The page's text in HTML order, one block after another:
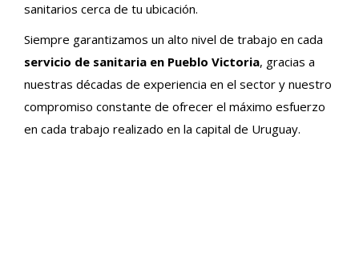
sanitarios cerca de tu ubicación.
Siempre garantizamos un alto nivel de trabajo en cada
servicio de sanitaria en Pueblo Victoria, gracias a
nuestras décadas de experiencia en el sector y nuestro
compromiso constante de ofrecer el máximo esfuerzo
en cada trabajo realizado en la capital de Uruguay.